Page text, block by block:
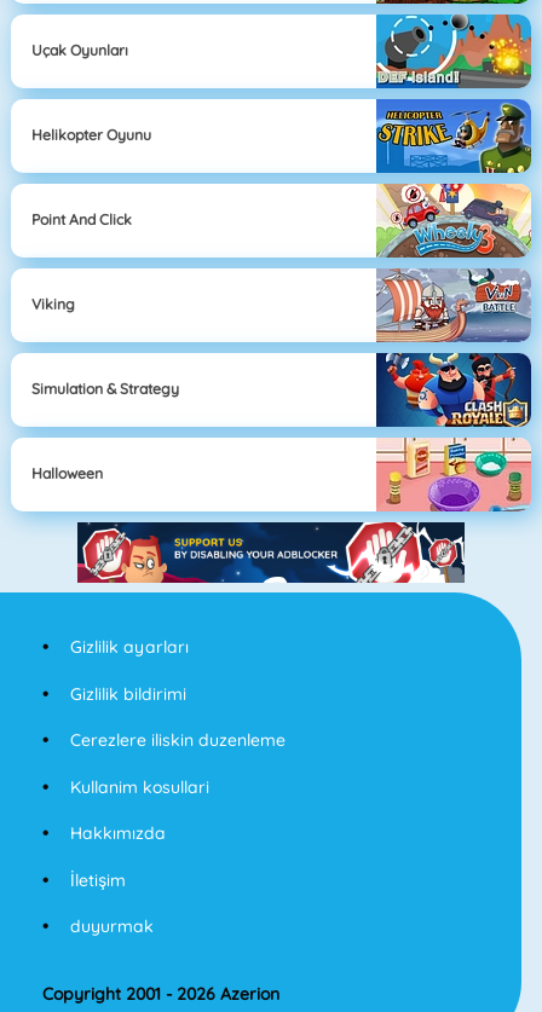
Uçak Oyunları
Helikopter Oyunu
Point And Click
Viking
Simulation & Strategy
Halloween
Gizlilik ayarları
Gizlilik bildirimi
Cerezlere iliskin duzenleme
Kullanim kosullari
Hakkımızda
İletişim
duyurmak
Copyright 2001 - 2026 Azerion